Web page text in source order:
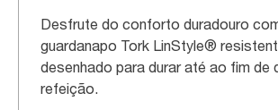
Desfrute do conforto duradouro
guardanapo Tork LinStyle®
desenhado para durar até ao fim de
refeição.